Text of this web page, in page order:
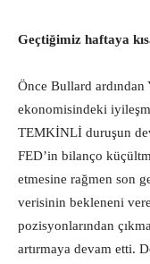
Geçtiğimiz haftaya
Önce Bullard ardından
ekonomisindeki
TEMKİNLİ duruşun
FED’in bilanço
etmesine rağmen son
verisinin bekleneni
pozisyonlarından
artırmaya devam etti.